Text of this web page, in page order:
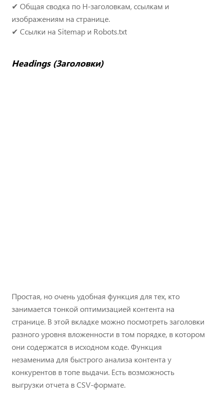
✔ Общая сводка по H-заголовкам, ссылкам и
изображениям на странице.
✔ Ссылки на Sitemap и Robots.txt
Headings (Заголовки)
Простая, но очень удобная функция для тех, кто
занимается тонкой оптимизацией контента на
странице. В этой вкладке можно посмотреть заголовки
разного уровня вложенности в том порядке, в котором
они содержатся в исходном коде. Функция
незаменима для быстрого анализа контента у
конкурентов в топе выдачи. Есть возможность
выгрузки отчета в CSV-формате.